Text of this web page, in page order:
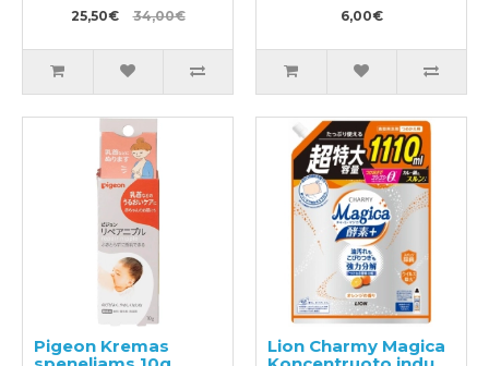
25,50€ 34,00€ 6,00€
Pigeon Kremas
Lion Charmy Magica